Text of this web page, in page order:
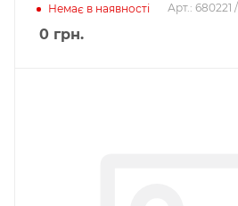
Немає в наявності Арт.: 680221
0 грн.